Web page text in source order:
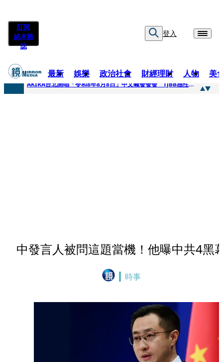
訂閱
紙本雜
誌
登入
最新 娛樂 政治社會 財經理財 人物 美
快訊
AKIRA台北開唱「令和8年8月8日」中文喊發發發 TJBB感性喊「謝謝AKIRA桑」
中發言人被問這題當機！他曝中共4黑
時事